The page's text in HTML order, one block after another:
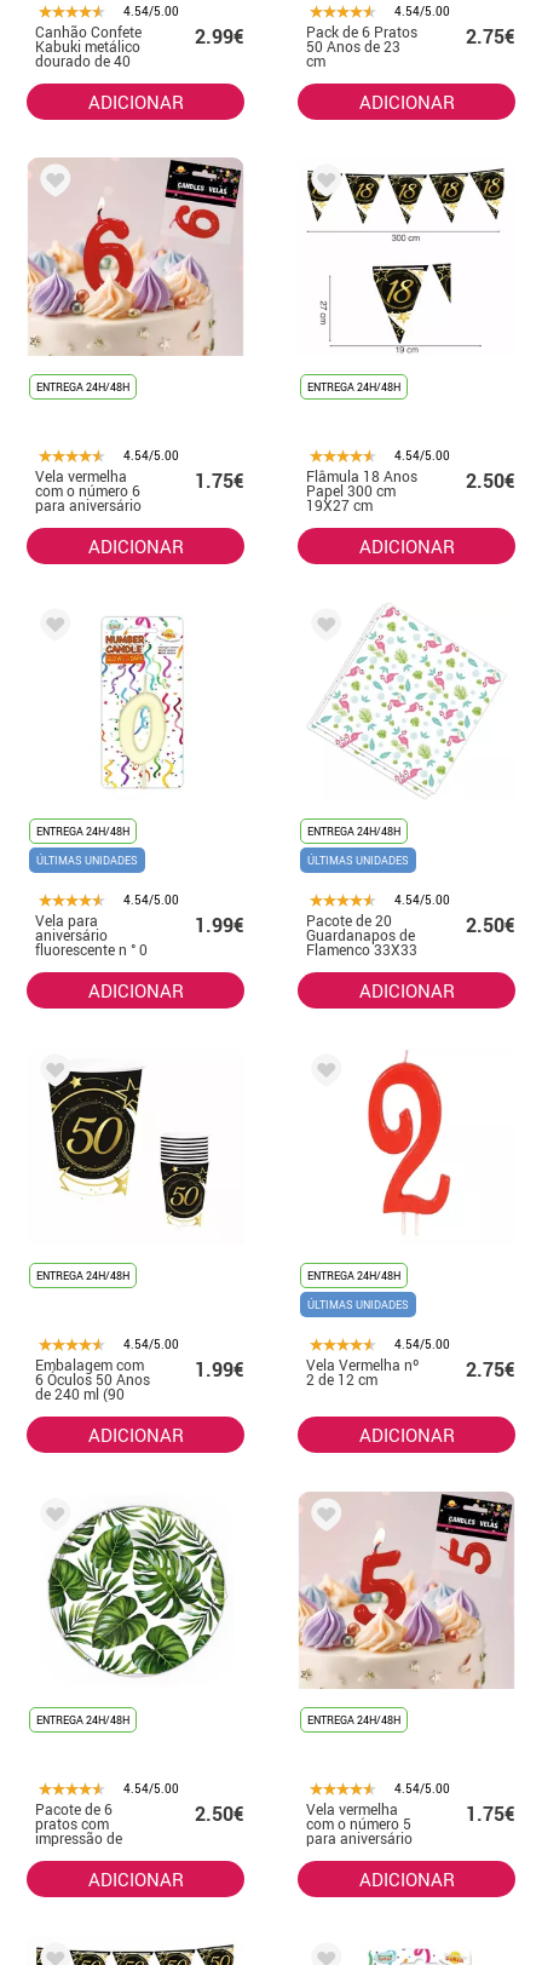
4.54/5.00
Canhão Confete
Kabuki metálico
dourado de 40
2.99€
ADICIONAR
4.54/5.00
Pack de 6 Pratos
50 Anos de 23
cm
2.75€
ADICIONAR
ENTREGA 24H/48H
4.54/5.00
Vela vermelha
com o número 6
para aniversário
1.75€
ADICIONAR
ENTREGA 24H/48H
4.54/5.00
Flâmula 18 Anos
Papel 300 cm
19X27 cm
2.50€
ADICIONAR
ENTREGA 24H/48H
ÚLTIMAS UNIDADES
4.54/5.00
Vela para
aniversário
fluorescente n ° 0
1.99€
ADICIONAR
ENTREGA 24H/48H
ÚLTIMAS UNIDADES
4.54/5.00
Pacote de 20
Guardanapos de
Flamenco 33X33
2.50€
ADICIONAR
ENTREGA 24H/48H
4.54/5.00
Embalagem com
6 Óculos 50 Anos
de 240 ml (90
1.99€
ADICIONAR
ENTREGA 24H/48H
ÚLTIMAS UNIDADES
4.54/5.00
Vela Vermelha nº
2 de 12 cm 2.75€
ADICIONAR
ENTREGA 24H/48H
4.54/5.00
Pacote de 6
pratos com
impressão de
folhas
2.50€
ADICIONAR
ENTREGA 24H/48H
4.54/5.00
Vela vermelha
com o número 5
para aniversário
1.75€
ADICIONAR